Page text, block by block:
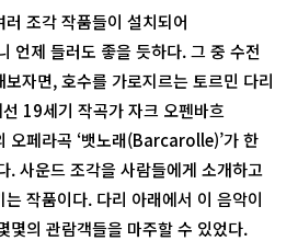
조각 작품들이 설치되어
언제 들러도 좋을 듯하다. 그 중 수전
자면, 호수를 가로지르는 토르민 다리
19세기 작곡가 자크 오펜바흐
페라곡 ‘뱃노래(Barcarolle)’가 한
. 사운드 조각을 사람들에게 소개하고
작품이다. 다리 아래에서 이 음악이
몇의 관람객들을 마주할 수 있었다.